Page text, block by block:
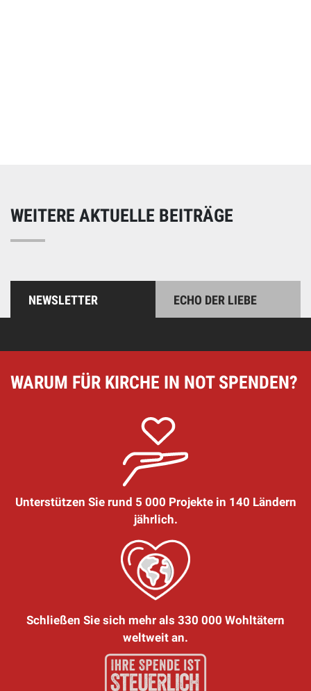
WEITERE AKTUELLE BEITRÄGE
NEWSLETTER ECHO DER LIEBE
WARUM FÜR KIRCHE IN NOT SPENDEN?
Unterstützen Sie rund 5 000 Projekte in 140 Ländern
jährlich.
Schließen Sie sich mehr als 330 000 Wohltätern
weltweit an.